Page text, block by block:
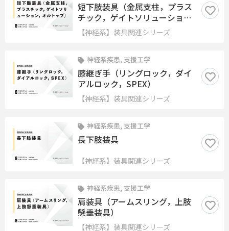
短下肢装具（金属支柱，プラス
チック，ゲイトソリューショ
ン，オルトップ）
【神経系】装具関連シリーズ
神経系疾患, 支援工学
膝継ぎ手（リングロック，ダイ
アルロック，SPEX）
【神経系】装具関連シリーズ
神経系疾患, 支援工学
長下肢装具
【神経系】装具関連シリーズ
神経系疾患, 支援工学
肩装具（アームスリング，上肢
懸垂装具）
【神経系】装具関連シリーズ